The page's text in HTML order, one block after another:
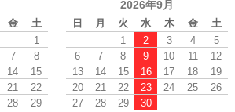
金
土
1
7
8
14
15
21
22
28
29
2026年9月
日 月 火 水 木 金
土
1
2 3 4
5
6
7 8 9 10 11
12
13
14 15 16 17 18
19
20
21 22 23 24 25
26
27
28 29 30